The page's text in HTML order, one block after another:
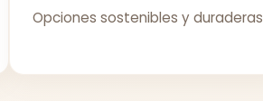
Opciones sostenibles y duraderas